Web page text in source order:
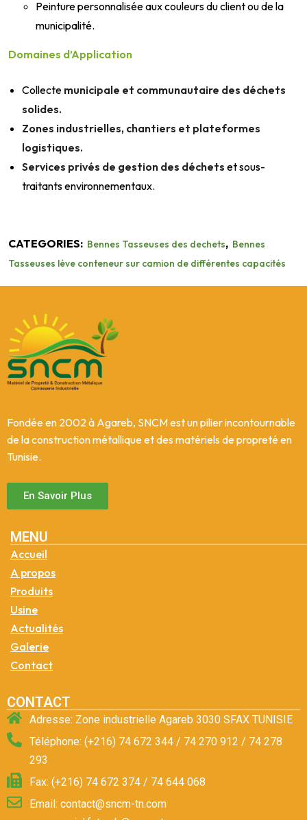
Peinture personnalisée aux couleurs du client ou de la
municipalité.
Domaines d’Application
Collecte municipale et communautaire des déchets
solides.
Zones industrielles, chantiers et plateformes
logistiques.
Services privés de gestion des déchets et sous-
traitants environnementaux.
CATEGORIES: Bennes Tasseuses des dechets, Bennes
Tasseuses lève conteneur sur camion de différentes capacités
Fondée en 2002 à Agareb, SNCM est un pilier incontournable
de la construction métallique et des matériels de propreté en
Tunisie.
En Savoir Plus
MENU
Accueil
A propos
Produits
Usine
Actualités
Galerie
Contact
CONTACT
Adresse: Zone industrielle Agareb 3030 SFAX TUNISIE
Téléphone: (+216) 74 672 344 / 74 270 912 / 74 278
293
Fax: (+216) 74 672 374 / 74 644 068
Email: contact@sncm-tn.com